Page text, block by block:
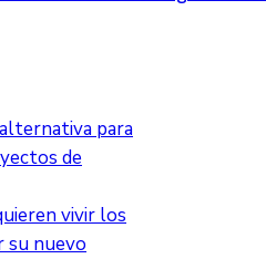
para
de
vivir los
su nuevo